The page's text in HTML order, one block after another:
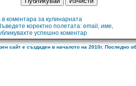
коментара за кулинарната
коректно полетата: email, име,
успешно коментар
сайт е създаден в началото на 2010г. Последно